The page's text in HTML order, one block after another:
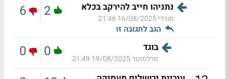
נתניהו חייב להירקב בכלא
מורדי16/08/2025 21:46
הגב לתגובה זו
2
6
בוגד
פרלמוטר19/08/2025 21:49
0
0